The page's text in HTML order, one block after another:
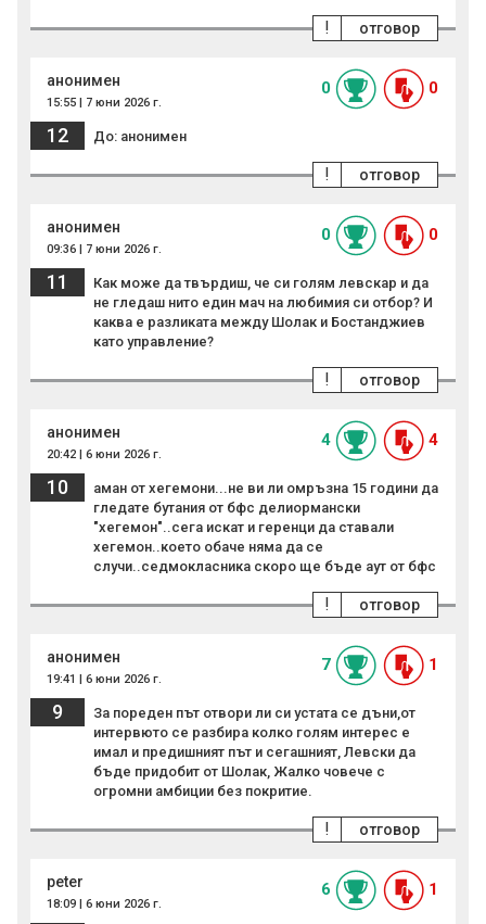
отговор
!
анонимен
15:55 | 7 юни 2026 г.
0 0
12 До: анонимен
отговор
!
анонимен
09:36 | 7 юни 2026 г.
0 0
11
Как може да твърдиш, че си голям левскар и да
не гледаш нито един мач на любимия си отбор? И
каква е разликата между Шолак и Бостанджиев
като управление?
отговор
!
анонимен
20:42 | 6 юни 2026 г.
4 4
10
аман от хегемони...не ви ли омръзна 15 години да
гледате бутания от бфс делиормански
"хегемон"..сега искат и геренци да ставали
хегемон..което обаче няма да се
случи..седмокласника скоро ще бъде аут от бфс
отговор
!
анонимен
19:41 | 6 юни 2026 г.
7 1
9
За пореден път отвори ли си устата се дъни,от
интервюто се разбира колко голям интерес е
имал и предишният път и сегашният, Левски да
бъде придобит от Шолак, Жалко човече с
огромни амбиции без покритие.
отговор
!
peter
18:09 | 6 юни 2026 г.
6 1